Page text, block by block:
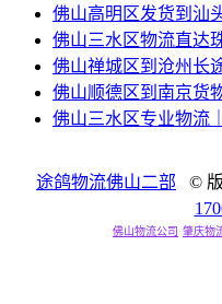
佛山高明区发货到汕
佛山三水区物流直达
佛山禅城区到沧州长
佛山顺德区到南京货
佛山三水区专业物流
途鸽物流佛山二部 ©
佛山物流公司 肇庆物